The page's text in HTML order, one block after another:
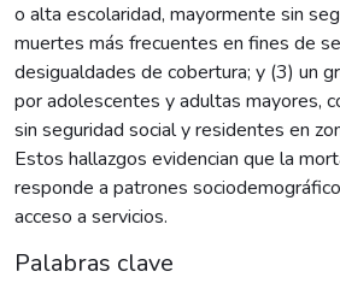
o alta escolaridad, mayormente sin
muertes más frecuentes en fines de
desigualdades de cobertura; y (3) un
por adolescentes y adultas mayores,
sin seguridad social y residentes en
Estos hallazgos evidencian que la
responde a patrones
acceso a servicios.
Palabras clave